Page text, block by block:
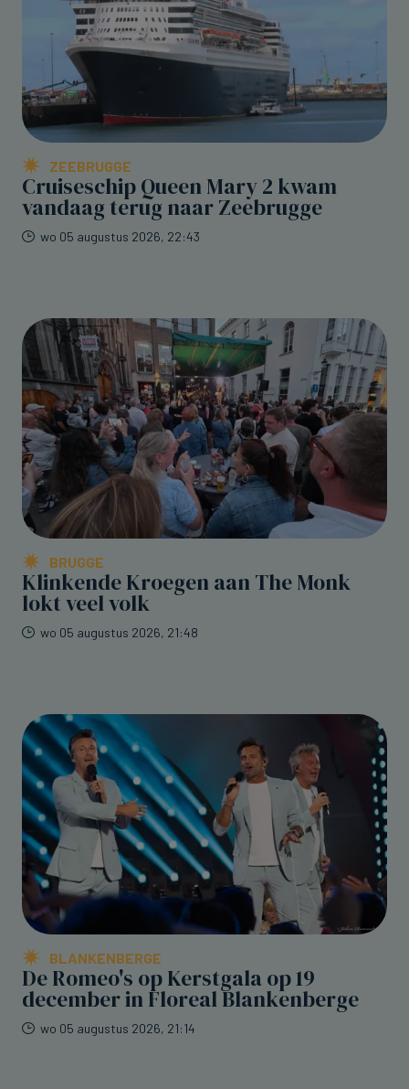
ZEEBRUGGE
Cruiseschip Queen Mary 2 kwam
vandaag terug naar Zeebrugge
wo 05 augustus 2026, 22:43
BRUGGE
Klinkende Kroegen aan The Monk
lokt veel volk
wo 05 augustus 2026, 21:48
BLANKENBERGE
De Romeo's op Kerstgala op 19
december in Floreal Blankenberge
wo 05 augustus 2026, 21:14